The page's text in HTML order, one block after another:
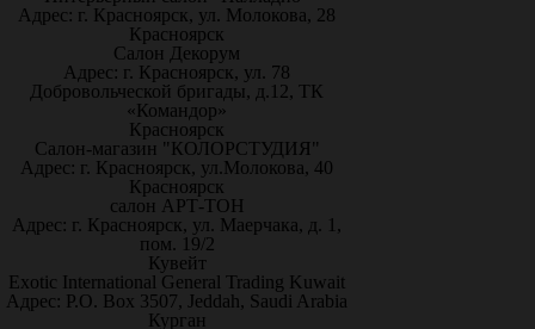
Адрес: г. Красноярск, ул. Молокова, 28
Красноярск
Салон Декорум
Адрес: г. Красноярск, ул. 78
Добровольческой бригады, д.12, ТК
«Командор»
Красноярск
Салон-магазин "КОЛОРСТУДИЯ"
Адрес: г. Красноярск, ул.Молокова, 40
Красноярск
салон АРТ-ТОН
Адрес: г. Красноярск, ул. Маерчака, д. 1,
пом. 19/2
Кувейт
Exotic International General Trading Kuwait
Адрес: P.O. Box 3507, Jeddah, Saudi Arabia
Курган